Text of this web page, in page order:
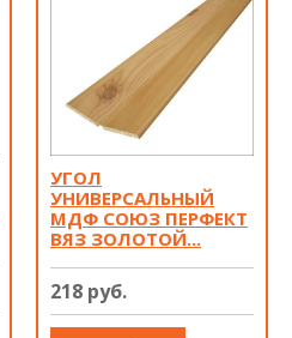
УГОЛ
УНИВЕРСАЛЬНЫЙ
МДФ СОЮЗ ПЕРФЕКТ
ВЯЗ ЗОЛОТОЙ...
218 руб.